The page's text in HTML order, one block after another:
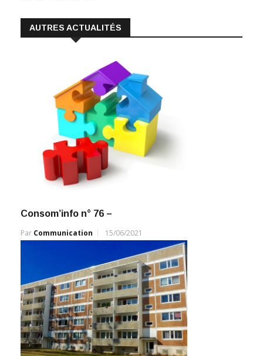
AUTRES ACTUALITÉS
Consom’info n° 76 –
Par Communication 15/06/2021